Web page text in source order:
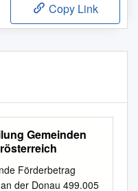
Copy Link
Gemeinden
Förderbetrag
der Donau 499.005